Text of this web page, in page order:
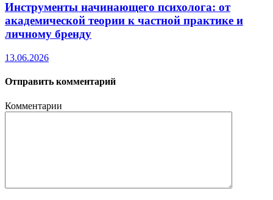
Инструменты начинающего психолога: от
академической теории к частной практике и
личному бренду
13.06.2026
Отправить комментарий
Комментарии